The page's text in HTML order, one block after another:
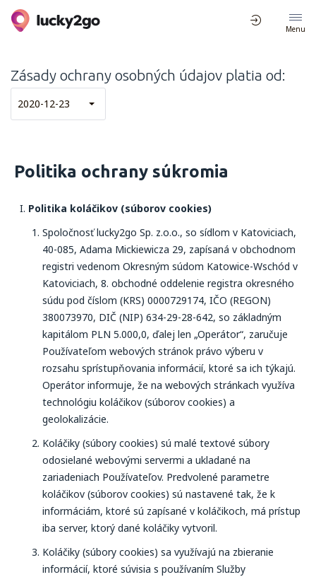
Menu
Zásady ochrany osobných údajov platia od:
2020-12-23
Politika ochrany súkromia
Politika koláčikov (súborov cookies)
Spoločnosť lucky2go Sp. z.o.o., so sídlom v Katoviciach,
40-085, Adama Mickiewicza 29, zapísaná v obchodnom
registri vedenom Okresným súdom Katowice-Wschód v
Katoviciach, 8. obchodné oddelenie registra okresného
súdu pod číslom (KRS) 0000729174, IČO (REGON)
380073970, DIČ (NIP) 634-29-28-642, so základným
kapitálom PLN 5.000,0, ďalej len „Operátor“, zaručuje
Používateľom webových stránok právo výberu v
rozsahu sprístupňovania informácií, ktoré sa ich týkajú.
Operátor informuje, že na webových stránkach využíva
technológiu koláčikov (súborov cookies) a
geolokalizácie.
Koláčiky (súbory cookies) sú malé textové súbory
odosielané webovými servermi a ukladané na
zariadeniach Používateľov. Predvolené parametre
koláčikov (súborov cookies) sú nastavené tak, že k
informáciám, ktoré sú zapísané v koláčikoch, má prístup
iba server, ktorý dané koláčiky vytvoril.
Koláčiky (súbory cookies) sa využívajú na zbieranie
informácií, ktoré súvisia s používaním Služby